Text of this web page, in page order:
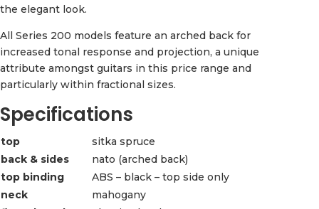
the elegant look.
All Series 200 models feature an arched back for
increased tonal response and projection, a unique
attribute amongst guitars in this price range and
particularly within fractional sizes.
Specifications
top
sitka spruce
back & sides
nato (arched back)
top binding
ABS – black – top side only
neck
mahogany